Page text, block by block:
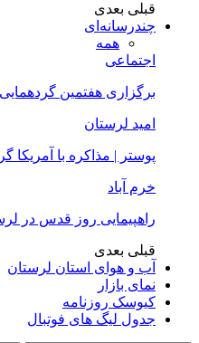
قبلی بعدی
چندرسانه‌ای
همه
اجتماعی
برگزاری هفتمین
امید لرستان
پوستر | مذاکره با آمریکا
خرم آباد
راهپیمایی روز قدس در
قبلی بعدی
آب و هوای استان لرستان
نمای بازار
کیوسک روزنامه
جدول لیگ های فوتبال